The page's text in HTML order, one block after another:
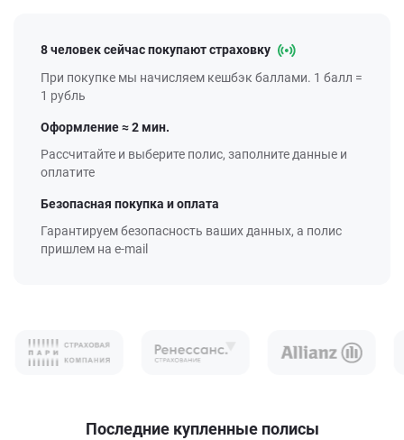
8 человек сейчас покупают страховку
При покупке мы начисляем кешбэк баллами. 1 балл =
1 рубль
Оформление ≈ 2 мин.
Рассчитайте и выберите полис, заполните данные и
оплатите
Безопасная покупка и оплата
Гарантируем безопасность ваших данных, а полис
пришлем на e-mail
Последние купленные полисы